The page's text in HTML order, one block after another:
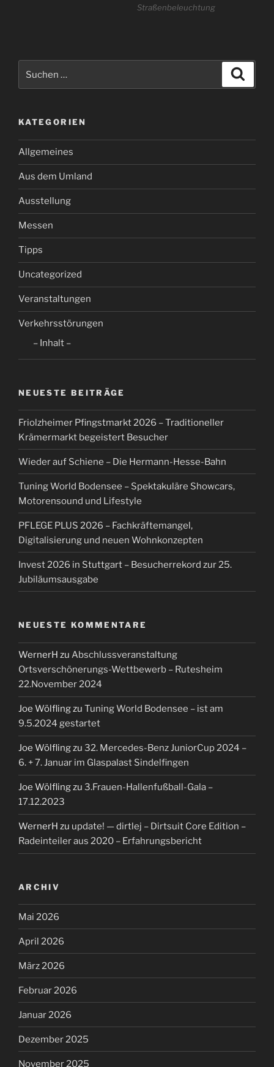
Straßenbeleuchtung
nach:
KATEGORIEN
Allgemeines
Aus dem Umland
Ausstellung
Messen
Tipps
Uncategorized
Veranstaltungen
Verkehrsstörungen
– Inhalt –
NEUESTE BEITRÄGE
Friolzheimer Pfingstmarkt 2026 – Traditioneller
Krämermarkt begeistert Besucher
Wieder auf Schiene – Die Hermann-Hesse-Bahn
Tuning World Bodensee – Spektakuläre Showcars,
Motorensound und Lifestyle
PFLEGE PLUS 2026 – Fachkräftemangel,
Digitalisierung und neuen Wohnkonzepten
Invest 2026 in Stuttgart – Besucherrekord zur 25.
Jubiläumsausgabe
NEUESTE KOMMENTARE
WernerH zu Abschlussveranstaltung
Ortsverschönerungs-Wettbewerb – Rutesheim
22.November 2024
Joe Wölflingzu Tuning World Bodensee – ist am
9.5.2024 gestartet
Joe Wölflingzu 32. Mercedes-Benz JuniorCup 2024 –
6. + 7. Januar im Glaspalast Sindelfingen
Joe Wölflingzu 3.Frauen-Hallenfußball-Gala –
17.12.2023
WernerH zu update! — dirtlej – Dirtsuit Core Edition –
Radeinteiler aus 2020 – Erfahrungsbericht
ARCHIV
Mai 2026
April 2026
März 2026
Februar 2026
Januar 2026
Dezember 2025
November 2025